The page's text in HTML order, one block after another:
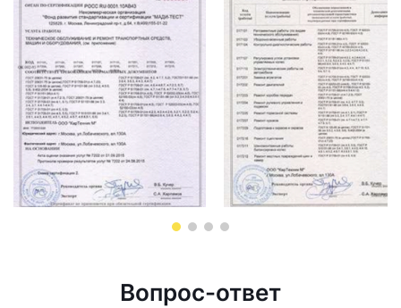
Вопрос-ответ